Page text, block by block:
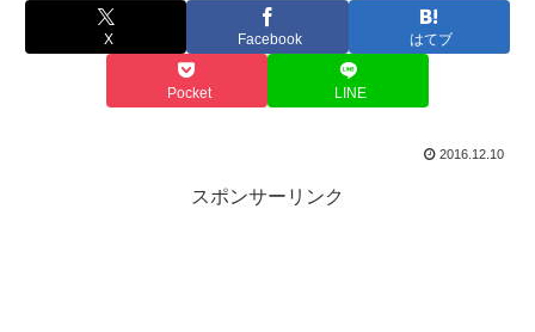
X Facebook はてブ
Pocket LINE
2016.12.10
スポンサーリンク